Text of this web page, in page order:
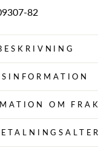
82
OM